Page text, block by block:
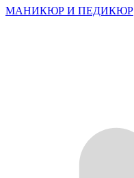
МАНИКЮР И ПЕДИКЮР